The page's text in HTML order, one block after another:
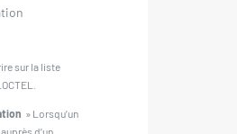
sur la liste
» Lorsqu’un
d’un